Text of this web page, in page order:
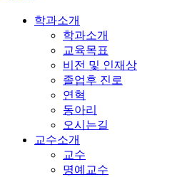
학과소개
학과소개
교육목표
비전 및 인재상
졸업후 진로
연혁
동아리
오시는길
교수소개
교수
명예교수